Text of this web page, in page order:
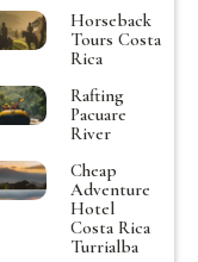
Horseback
Tours Costa
Rica
Rafting
Pacuare
River
Cheap
Adventure
Hotel
Costa Rica
Turrialba